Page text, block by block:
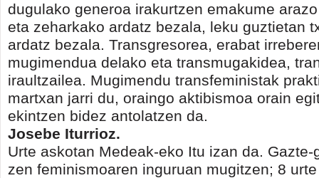
dugulako generoa irakurtzen emakume
eta zeharkako ardatz bezala, leku guztietan
ardatz bezala. Transgresorea, erabat
mugimendua delako eta transmugakidea,
iraultzailea. Mugimendu transfeministak
martxan jarri du, oraingo aktibismoa orain
ekintzen bidez antolatzen da.
Josebe Iturrioz.
Urte askotan Medeak-eko Itu izan da. Gazte-
zen feminismoaren inguruan mugitzen; 8